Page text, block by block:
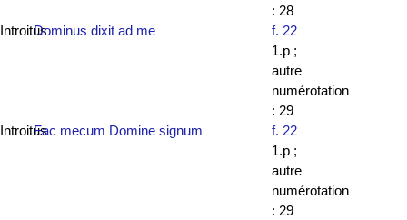
: 28
IntroitusDominus dixit ad me
f. 22
1.p ;
autre
numérotation
: 29
IntroitusFac mecum Domine signum
f. 22
1.p ;
autre
numérotation
: 29